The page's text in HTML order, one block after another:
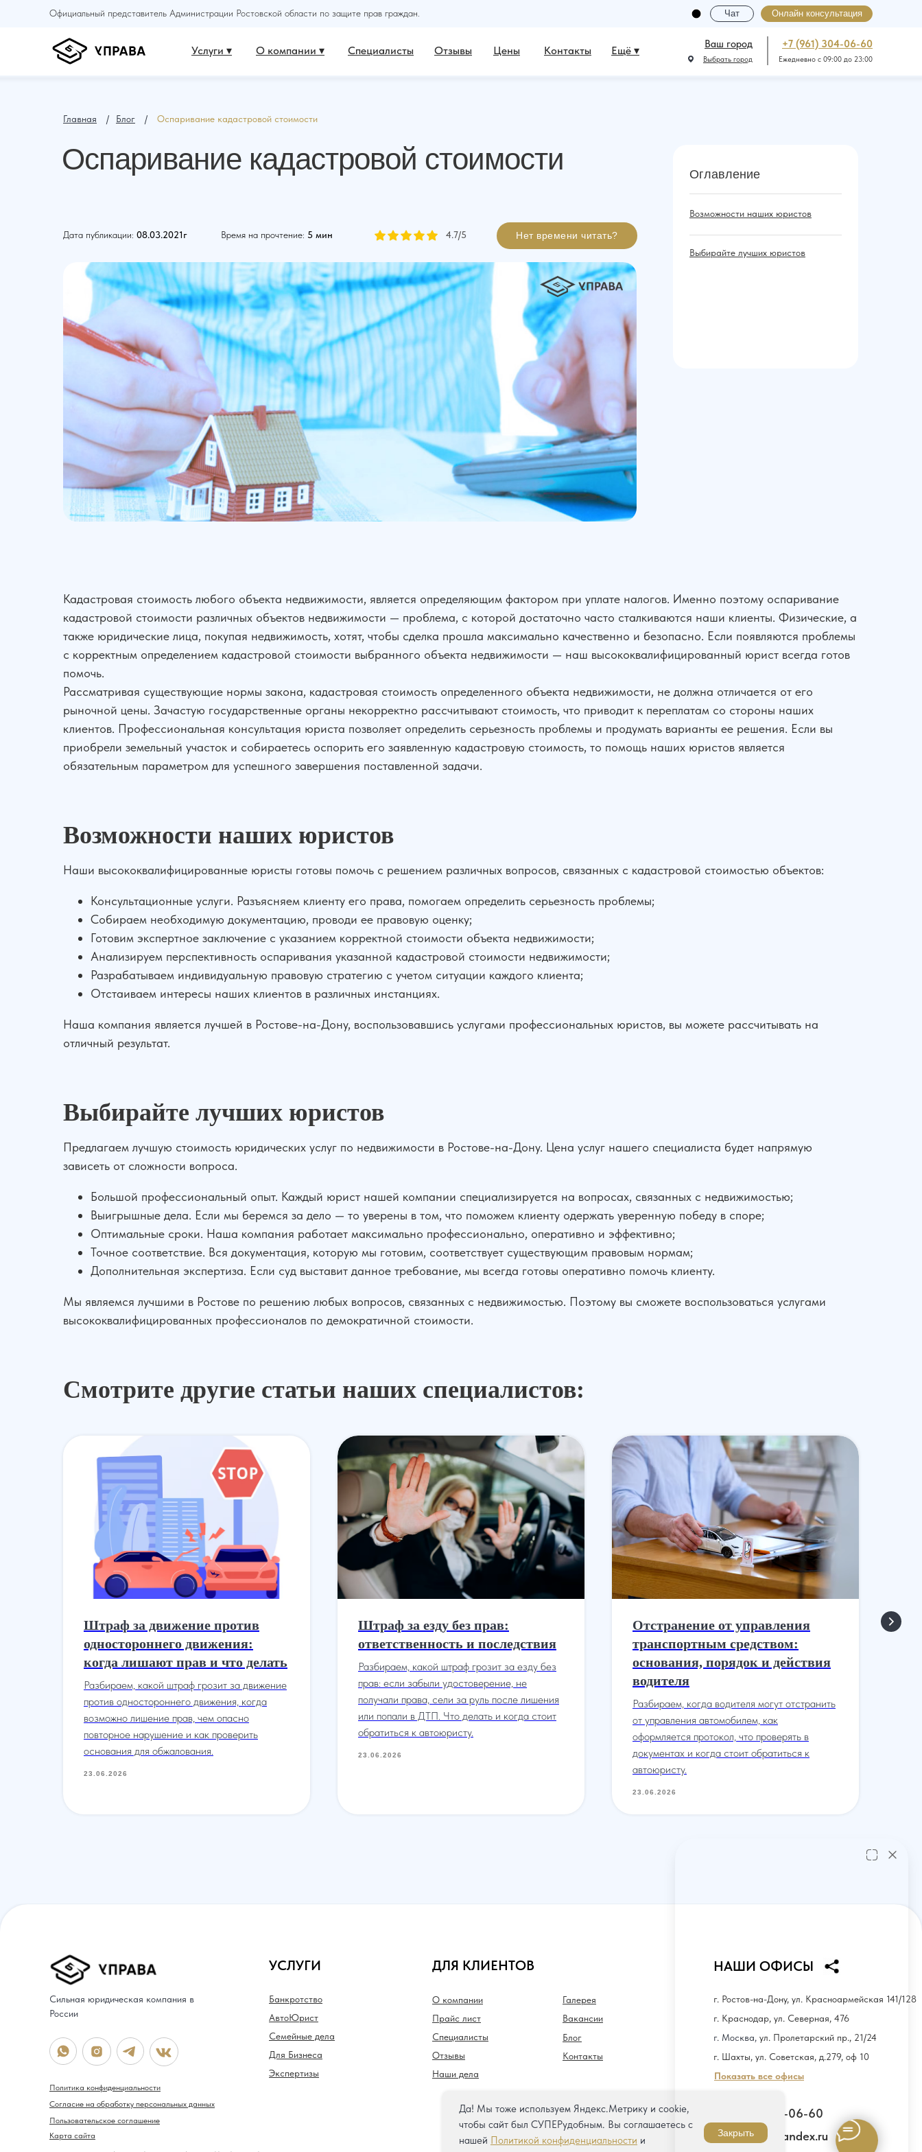
+7 (961) 304-06-60
Ежедневно с 09:00 до 23:00
Услуги ▾ Отзывы
О компании ▾ Цены
Специалисты
Онлайн консультация
Чат
Ваш город
Контакты Ещё ▾
Выбрать город
Официальный представитель Администрации Ростовской области по защите прав граждан.
Оспаривание кадастровой стоимости Оглавление
Возможности наших юристов
Выбирайте лучших юристов
Время на прочтение: 5 мин 4.7/5
Дата публикации: 08.03.2021г Нет времени читать?
Главная ⠀ /⠀ Блог ⠀ /⠀ Оспаривание кадастровой стоимости
Кадастровая стоимость любого объекта недвижимости, является определяющим фактором при уплате налогов. Именно поэтому оспаривание
кадастровой стоимости различных объектов недвижимости — проблема, с которой достаточно часто сталкиваются наши клиенты. Физические, а
также юридические лица, покупая недвижимость, хотят, чтобы сделка прошла максимально качественно и безопасно. Если появляются проблемы
с корректным определением кадастровой стоимости выбранного объекта недвижимости — наш высококвалифицированный юрист всегда готов
помочь.
Рассматривая существующие нормы закона, кадастровая стоимость определенного объекта недвижимости, не должна отличается от его
рыночной цены. Зачастую государственные органы некорректно рассчитывают стоимость, что приводит к переплатам со стороны наших
клиентов. Профессиональная консультация юриста позволяет определить серьезность проблемы и продумать варианты ее решения. Если вы
приобрели земельный участок и собираетесь оспорить его заявленную кадастровую стоимость, то помощь наших юристов является
обязательным параметром для успешного завершения поставленной задачи.
Возможности наших юристов
Наши высококвалифицированные юристы готовы помочь с решением различных вопросов, связанных с кадастровой стоимостью объектов:
Консультационные услуги. Разъясняем клиенту его права, помогаем определить серьезность проблемы;
Собираем необходимую документацию, проводи ее правовую оценку;
Готовим экспертное заключение с указанием корректной стоимости объекта недвижимости;
Анализируем перспективность оспаривания указанной кадастровой стоимости недвижимости;
Разрабатываем индивидуальную правовую стратегию с учетом ситуации каждого клиента;
Отстаиваем интересы наших клиентов в различных инстанциях.
Наша компания является лучшей в Ростове-на-Дону, воспользовавшись услугами профессиональных юристов, вы можете рассчитывать на
отличный результат.
Выбирайте лучших юристов
Предлагаем лучшую стоимость юридических услуг по недвижимости в Ростове-на-Дону. Цена услуг нашего специалиста будет напрямую
зависеть от сложности вопроса.
Большой профессиональный опыт. Каждый юрист нашей компании специализируется на вопросах, связанных с недвижимостью;
Выигрышные дела. Если мы беремся за дело — то уверены в том, что поможем клиенту одержать уверенную победу в споре;
Оптимальные сроки. Наша компания работает максимально профессионально, оперативно и эффективно;
Точное соответствие. Вся документация, которую мы готовим, соответствует существующим правовым нормам;
Дополнительная экспертиза. Если суд выставит данное требование, мы всегда готовы оперативно помочь клиенту.
Мы являемся лучшими в Ростове по решению любых вопросов, связанных с недвижимостью. Поэтому вы сможете воспользоваться услугами
высококвалифицированных профессионалов по демократичной стоимости.
Смотрите другие статьи наших специалистов:
Штраф за движение против
одностороннего движения:
когда лишают прав и что делать
Разбираем, какой штраф грозит за движение
против одностороннего движения, когда
возможно лишение прав, чем опасно
повторное нарушение и как проверить
основания для обжалования.
23.06.2026
Штраф за езду без прав:
ответственность и последствия
Разбираем, какой штраф грозит за езду без
прав: если забыли удостоверение, не
получали права, сели за руль после лишения
или попали в ДТП. Что делать и когда стоит
обратиться к автоюристу.
23.06.2026
Отстранение от управления
транспортным средством:
основания, порядок и действия
водителя
Разбираем, когда водителя могут отстранить
от управления автомобилем, как
оформляется протокол, что проверять в
документах и когда стоит обратиться к
автоюристу.
23.06.2026
УСЛУГИ ДЛЯ КЛИЕНТОВ
Сильная юридическая компания в
России
НАШИ ОФИСЫ
uprava-ro@yandex.ru
+7 (961) 304-06-60
О компании
Прайс лист
Специалисты
Отзывы
Наши дела
Политика конфиденциальности
г. Ростов-на-Дону, ул. Красноармейская 141/128
г. Москва, ул. Пролетарский пр., 21/24
Банкротство
АвтоЮрист
Пользовательское соглашение
Согласие на обработку персональных данных
Семейные дела
Для Бизнеса
Экспертизы
Блог
Карта сайта
Контакты
Показать все офисы
г. Шахты, ул. Советская, д.279, оф 10
г. Краснодар, ул. Северная, 476
Галерея
Вакансии
Да! Мы тоже используем Яндекс.Метрику и cookie,
чтобы сайт был СУПЕРудобным. Вы соглашаетесь с
нашей Политикой конфиденциальности и
Закрыть